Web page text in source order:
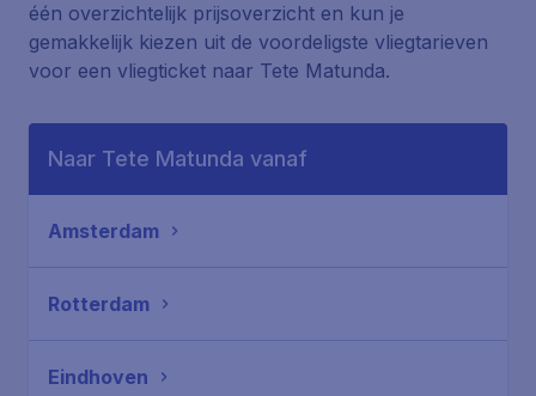
één overzichtelijk prijsoverzicht en kun je
gemakkelijk kiezen uit de voordeligste vliegtarieven
voor een vliegticket naar Tete Matunda.
Naar Tete Matunda vanaf
Amsterdam
Rotterdam
Eindhoven